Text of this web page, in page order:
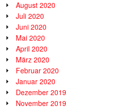
August 2020
Juli 2020
Juni 2020
Mai 2020
April 2020
März 2020
Februar 2020
Januar 2020
Dezember 2019
November 2019